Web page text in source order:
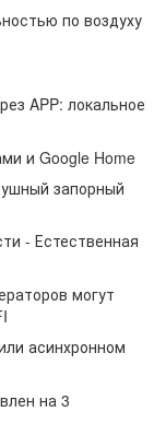
по воздуху
APP: локальное
и Google Home
запорный
- Естественная
могут
асинхронном
на 3